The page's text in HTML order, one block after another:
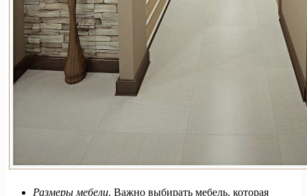
Размеры мебели. Важно выбирать мебель, которая